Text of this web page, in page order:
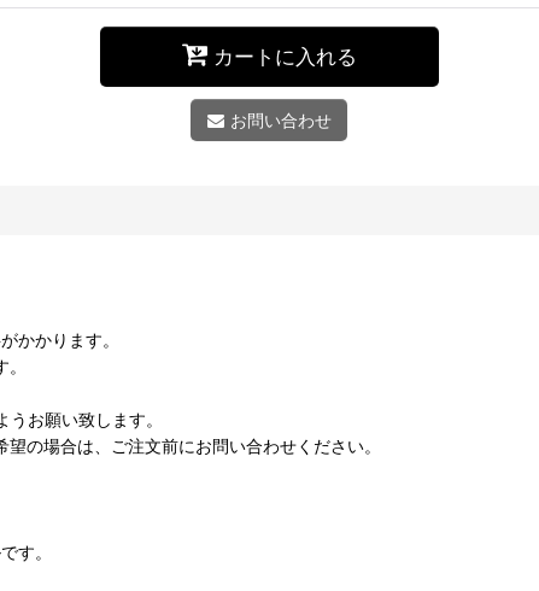
カートに入れる
お問い合わせ
かかります。
お願い致します。
の場合は、ご注文前にお問い合わせください。
す。